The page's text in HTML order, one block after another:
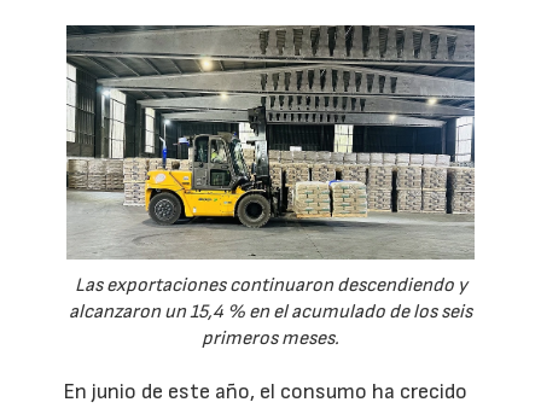
Las exportaciones continuaron descendiendo y
alcanzaron un 15,4 % en el acumulado de los seis
primeros meses.
En junio de este año, el consumo ha crecido